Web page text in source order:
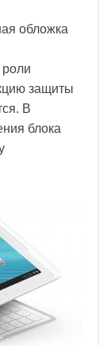
обложка
защиты
В
блока